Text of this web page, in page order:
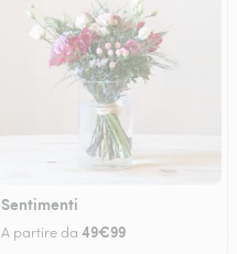
Sentimenti
A partire da 49€99